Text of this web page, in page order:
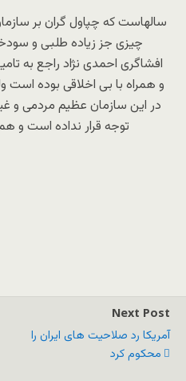
سالهاست که چپاول گران بر
چیزی جز زیاده طلبی و
افشاگری احمدی نژاد راجع به
و همراه با بی اخلاقی بوده
در این سازمان عظیم مردمی و
توجه قرار نداده است و
Next Post
آمریکا رد صلاحیت های ایران را
محکوم کرد